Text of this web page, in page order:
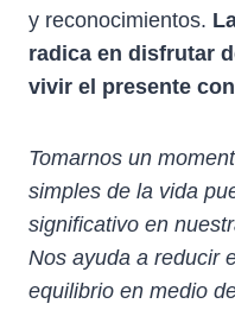
y reconocimientos.
radica en disfrutar
vivir el presente
Tomarnos un
simples de la vida
significativo en
Nos ayuda a reducir
equilibrio en medio